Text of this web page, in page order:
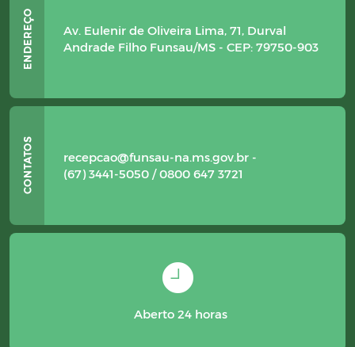
Av. Eulenir de Oliveira Lima, 71, Durval
Andrade Filho Funsau/MS - CEP: 79750-903
recepcao@funsau-na.ms.gov.br -
(67) 3441-5050 / 0800 647 3721
Aberto 24 horas